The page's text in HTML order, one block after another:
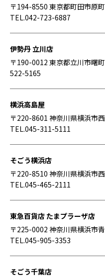
〒194-8550 東京都町田市原
TEL.042-723-6887
伊勢丹 立川店
〒190-0012 東京都立川市曙
522-5165
横浜高島屋
〒220-8601 神奈川県横浜市
TEL.045-311-5111
そごう横浜店
〒220-8510 神奈川県横浜市
TEL.045-465-2111
東急百貨店 たまプラーザ店
〒225-0002 神奈川県横浜市
TEL.045-905-3353
そごう千葉店